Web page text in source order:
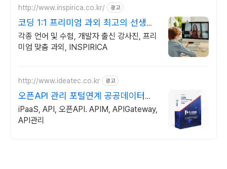
http://www.inspirica.co.kr/ 광고
코딩 1:1 프리미엄 과외 최고의 선생님
들과 함께
각종 언어 및 수험, 개발자 출신 강사진, 프리
미엄 맞춤 과외, INSPIRICA
http://www.ideatec.co.kr 광고
오픈API 관리 포털연계 공공데이터개
방 오픈API
iPaaS, API, 오픈API. APIM, APIGateway,
API관리